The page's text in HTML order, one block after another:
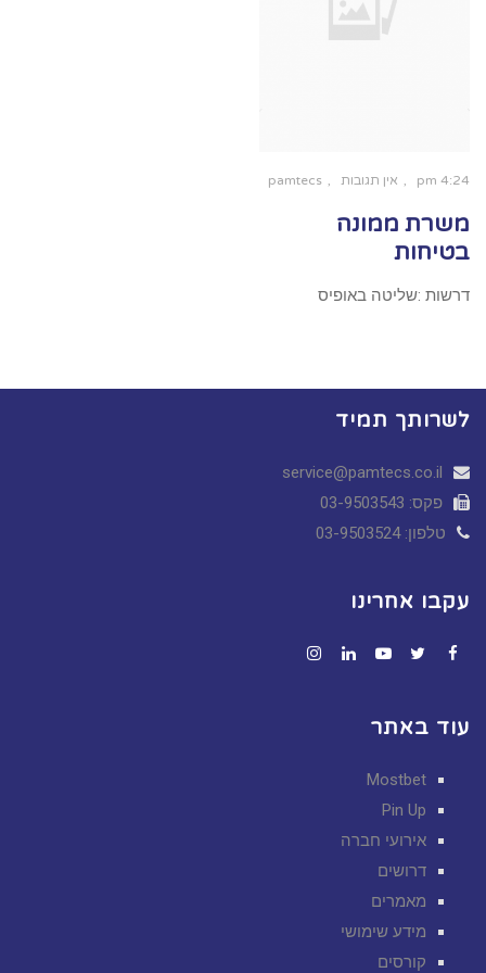
4:24 pm אין תגובות pamtecs
משרת ממונה
בטיחות
דרשות :שליטה באופיס
לשרותך תמיד
service@pamtecs.co.il
פקס: 03-9503543
טלפון: 03-9503524
עקבו אחרינו
עוד באתר
Mostbet
Pin Up
אירועי חברה
דרושים
מאמרים
מידע שימושי
קורסים